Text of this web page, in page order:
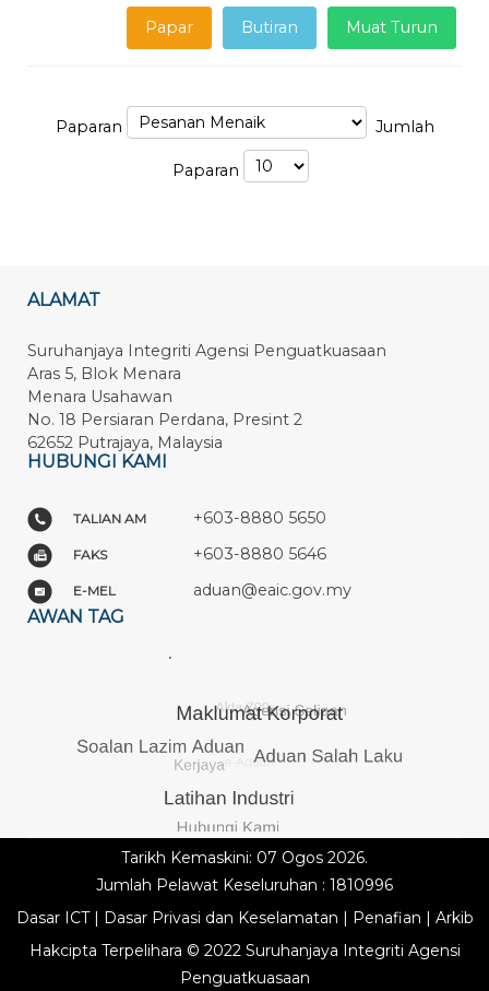
Muat Turun
Butiran
Papar
Paparan Jumlah
Paparan
ALAMAT
Suruhanjaya Integriti Agensi Penguatkuasaan
Aras 5, Blok Menara
Menara Usahawan
No. 18 Persiaran Perdana, Presint 2
62652 Putrajaya, Malaysia
HUBUNGI KAMI
TALIAN AM +603-8880 5650
FAKS +603-8880 5646
E-MEL aduan@eaic.gov.my
AWAN TAG
Tarikh Kemaskini: 07 Ogos 2026.
Jumlah Pelawat Keseluruhan : 1810996
Dasar ICT| Dasar Privasi dan Keselamatan | Penafian | Arkib
Hakcipta Terpelihara © 2022 Suruhanjaya Integriti Agensi
Penguatkuasaan